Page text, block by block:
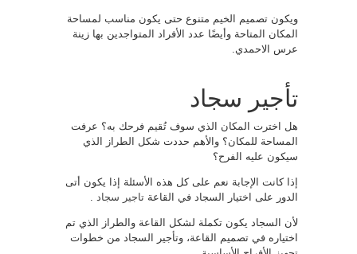
ويكون تصميم الخيم متنوع حتى يكون مناسب لمساحة
المكان المتاحة وأيضًا عدد الأفراد المتواجدين بها زينة
عرس الاحمدي.
تأجير سجاد
هل اخترت المكان الذي سوف تُقيم فرحك به؟ عرفت
المساحة للمكان؟ والأهم حددت شكل الطراز الذي
سيكون عليه الفرح؟
إذا كانت الإجابة نعم على كل هذه الأسئلة إذا يكون أتى
الدور على اختيار السجاد في القاعة تاجير سجاد
لأن السجاد يكون تكملة لشكل القاعة والطراز الذي تم
اختياره في تصميم القاعة، وتأجير السجاد من خطوات